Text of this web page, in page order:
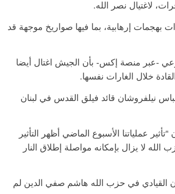
بهجمات إرهابية، بما فيها صواريخ موجهة قد
-عبر منصة إكس- بأن الجيش اغتال أيضا
خلال الغارات نفسها.
نيلفروشان قائد فيلق القدس في لبنان
عملياتنا الأسبوع الماضي أظهر التأثير
لا يزال بإمكانه مواصلة إطلاق النار
القيادي في حزب الله هاشم صفي الدين لم